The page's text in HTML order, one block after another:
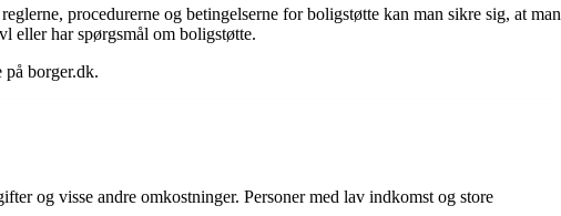
procedurerne og betingelserne for boligstøtte kan man sikre sig, at man
eller har spørgsmål om boligstøtte.
borger.dk.
og visse andre omkostninger. Personer med lav indkomst og store